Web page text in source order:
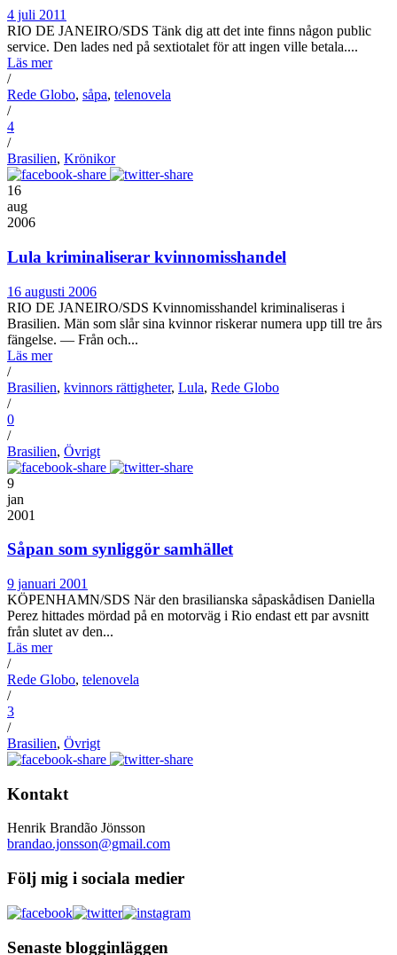
4 juli 2011
RIO DE JANEIRO/SDS Tänk dig att det inte finns någon public
service. Den lades ned på sextiotalet för att ingen ville betala....
Läs mer
/
Rede Globo, såpa, telenovela
/
4
/
Brasilien, Krönikor
16
aug
2006
Lula kriminaliserar kvinnomisshandel
16 augusti 2006
RIO DE JANEIRO/SDS Kvinnomisshandel kriminaliseras i
Brasilien. Män som slår sina kvinnor riskerar numera upp till tre års
fängelse. — Från och...
Läs mer
/
Brasilien, kvinnors rättigheter, Lula, Rede Globo
/
0
/
Brasilien, Övrigt
9
jan
2001
Såpan som synliggör samhället
9 januari 2001
KÖPENHAMN/SDS När den brasilianska såpaskådisen Daniella
Perez hittades mördad på en motorväg i Rio endast ett par avsnitt
från slutet av den...
Läs mer
/
Rede Globo, telenovela
/
3
/
Brasilien, Övrigt
Kontakt
Henrik Brandão Jönsson
brandao.jonsson@gmail.com
Följ mig i sociala medier
Senaste blogginläggen